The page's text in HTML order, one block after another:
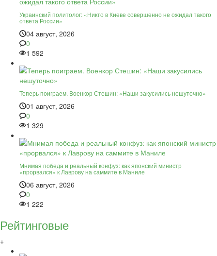
Украинский политолог: «Никто в Киеве совершенно не ожидал такого
ответа России»
04 август, 2026
0
1 592
Теперь поиграем. Военкор Стешин: «Наши закусились нешуточно»
01 август, 2026
0
1 329
Мнимая победа и реальный конфуз: как японский министр
«прорвался» к Лаврову на саммите в Маниле
06 август, 2026
0
1 222
Рейтинговые
+